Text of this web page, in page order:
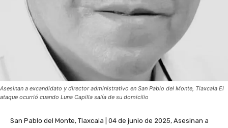
Asesinan a excandidato y director administrativo en San Pablo del Monte, Tlaxcala El
ataque ocurrió cuando Luna Capilla salía de su domicilio
San Pablo del Monte, Tlaxcala | 04 de junio de 2025, Asesinan a